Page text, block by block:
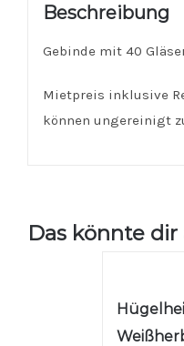
Beschreibung
Gebinde mit 40
Mietpreis inklusive
können ungereinigt
Das könnte